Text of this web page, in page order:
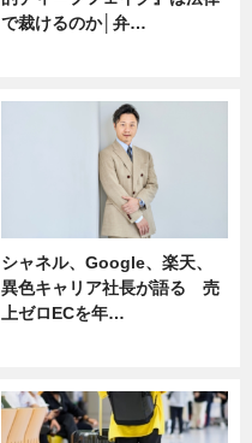
で裁けるのか│弁…
シャネル、Google、楽天、
異色キャリア社長が語る 売
上ゼロECを年…